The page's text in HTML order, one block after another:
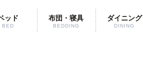
ッド
BED
布団・寝具
BEDDING
ダイニング
DINING